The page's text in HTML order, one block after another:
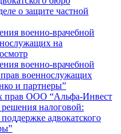
о защите частной
военно-врачебной
на
военно-врачебной
военнослужащих
и партнеры”
прав ООО “Альфа-Инвест
налоговой:
адвокатского